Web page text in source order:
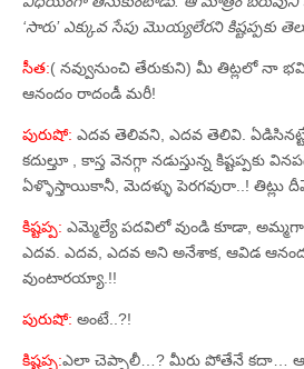
‘సారు’ ఎక్కువ సేపు మొయ్యలేరని కిష్టప్పకు
సీత:( నవ్వునుంచి తేరుకుని) మీ తిట్లలో నా
ఆనందం రాదండీ మరీ!
పురుషో: ఎదవ తెలివని, ఎదవ తెలివి. ఏడిసినట్టే
కదుల్తూ , కాస్త వెనగ్గా నడుస్తున్న కిష్టప్పకు
ఏళ్ళొస్తాయికానీ, మెదళ్ళు పెరగవురా..! తిట్లు
కిష్టప్ప: ఎమ్మెల్యే పదవిలో వుండి కూడా,
ఎదవ. ఎదవ, ఎదవ అని అనేశాక, ఆవిడ
వుంటారయ్యా.!!
పురుషో: అంటే..?!
కిష్టప్ప:ఎలా చెప్పాలీ…? మీరు పోతేనే కదా…